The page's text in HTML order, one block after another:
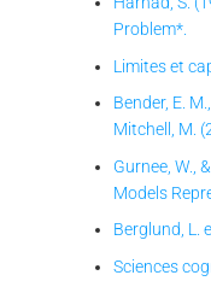
Problem*.
Limites et
Bender, E.
Mitchell, M.
Gurnee, W.,
Models
Berglund, L.
Sciences